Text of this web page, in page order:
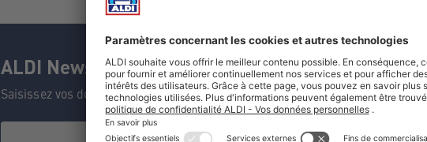
ALDI Newsletter
Saisissez vos données et ne manquez aucune de nos offres.